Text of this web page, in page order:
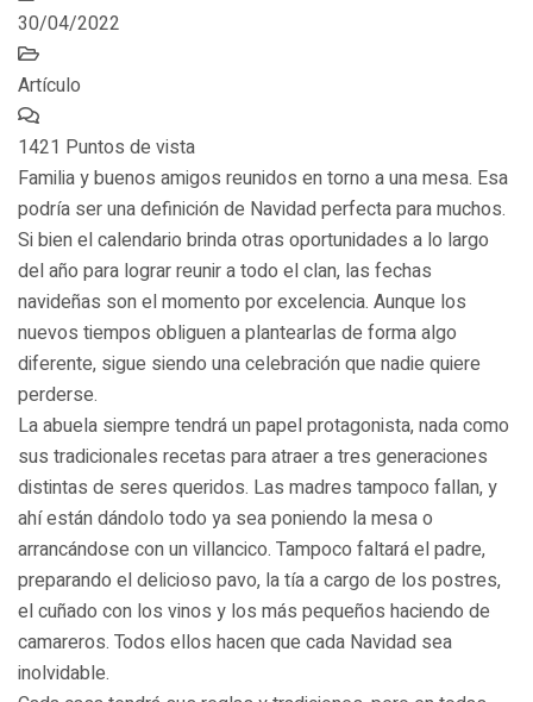
30/04/2022
Artículo
1421 Puntos de vista
Familia y buenos amigos reunidos en torno a una mesa. Esa
podría ser una definición de Navidad perfecta para muchos.
Si bien el calendario brinda otras oportunidades a lo largo
del año para lograr reunir a todo el clan, las fechas
navideñas son el momento por excelencia. Aunque los
nuevos tiempos obliguen a plantearlas de forma algo
diferente, sigue siendo una celebración que nadie quiere
perderse.
La abuela siempre tendrá un papel protagonista, nada como
sus tradicionales recetas para atraer a tres generaciones
distintas de seres queridos. Las madres tampoco fallan, y
ahí están dándolo todo ya sea poniendo la mesa o
arrancándose con un villancico. Tampoco faltará el padre,
preparando el delicioso pavo, la tía a cargo de los postres,
el cuñado con los vinos y los más pequeños haciendo de
camareros. Todos ellos hacen que cada Navidad sea
inolvidable.